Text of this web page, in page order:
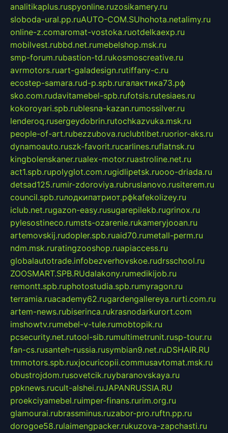
analitikaplus.ruspyonline.ruzosikamery.ru
sloboda-ural.pp.ruAUTO-COM.SUhohota.netalimy.ru
online-z.comaromat-vostoka.ruotdelkaexp.ru
mobilvest.rubbd.net.rumebelshop.msk.ru
smp-forum.rubastion-td.rukosmoscreative.ru
avrmotors.ruart-galadesign.rutiffany-c.ru
ecostep-samara.rud-p.spb.ruгалактика73.рф
sko.com.rudavitamebel-spb.rufotsis.rutesiaes.ru
kokoroyari.spb.rublesna-kazan.rumossilver.ru
lenderoq.rusergeydobrin.rutochkazvuka.msk.ru
people-of-art.rubezzubova.ruclubtibet.ruorior-aks.ru
dynamoauto.ruszk-favorit.rucarlines.ruflatnsk.ru
kingbolenskaner.rualex-motor.ruastroline.net.ru
act1.spb.rupolyglot.com.rugidlipetsk.ruooo-driada.ru
detsad125.rumir-zdoroviya.rubruslanovo.rusiterem.ru
council.spb.ruлодкипатриот.рфkafekolizey.ru
iclub.net.rugazon-easy.rusugarepilekb.rugrinox.ru
pylesostineco.rumsts-ozarenie.rukameryjooan.ru
artemovskij.rudopler.spb.ruaid70.rumetall-perm.ru
ndm.msk.ruratingzooshop.ruapiaccess.ru
globalautotrade.infobezverhovskoe.rudrsschool.ru
ZOOSMART.SPB.RUdalakony.rumedikijob.ru
remontt.spb.ruphotostudia.spb.rumyragon.ru
terramia.ruacademy62.rugardengallereya.rurti.com.ru
artem-news.rubiserinca.rukrasnodarkurort.com
imshowtv.rumebel-v-tule.rumobtopik.ru
pcsecurity.net.rutool-sib.rumultimetrunit.rusp-tour.ru
fan-cs.rusanteh-russia.rusymbian9.net.ruDSHAIR.RU
tmmotors.spb.ruxjocuricopii.commusavtomat.msk.ru
obustrojdom.rusovetcik.ruybaranovskaya.ru
ppknews.rucult-alshei.ruJAPANRUSSIA.RU
proekciyamebel.ruimper-finans.rurim.org.ru
glamourai.rubrassminus.ruzabor-pro.ruftn.pp.ru
dorogoe58.rulaimengpacker.rukuzova-zapchasti.ru